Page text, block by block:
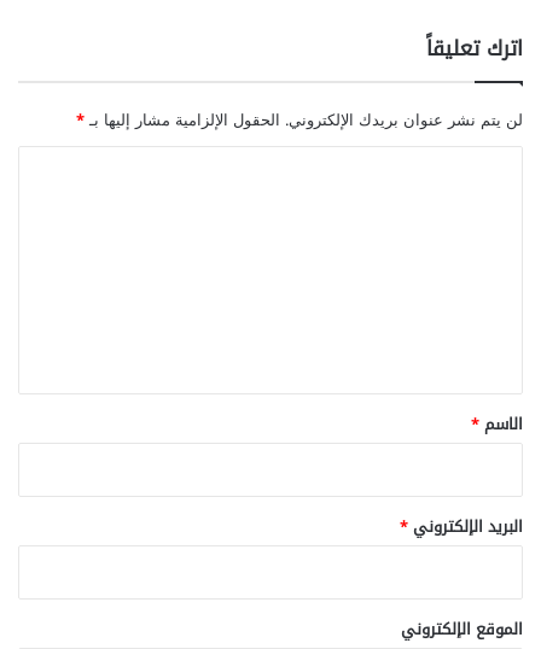
اترك تعليقاً
لن يتم نشر عنوان بريدك الإلكتروني. الحقول الإلزامية مشار إليها بـ*
*
الاسم*
البريد الإلكتروني*
الموقع الإلكتروني